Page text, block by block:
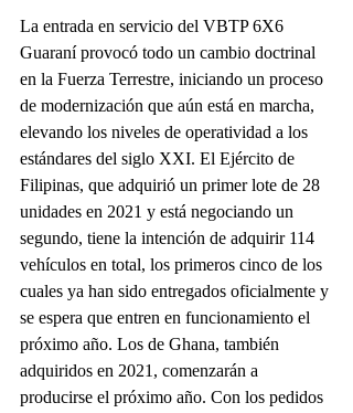
La entrada en servicio del VBTP 6X6
Guaraní provocó todo un cambio doctrinal
en la Fuerza Terrestre, iniciando un proceso
de modernización que aún está en marcha,
elevando los niveles de operatividad a los
estándares del siglo XXI. El Ejército de
Filipinas, que adquirió un primer lote de 28
unidades en 2021 y está negociando un
segundo, tiene la intención de adquirir 114
vehículos en total, los primeros cinco de los
cuales ya han sido entregados oficialmente y
se espera que entren en funcionamiento el
próximo año. Los de Ghana, también
adquiridos en 2021, comenzarán a
producirse el próximo año. Con los pedidos